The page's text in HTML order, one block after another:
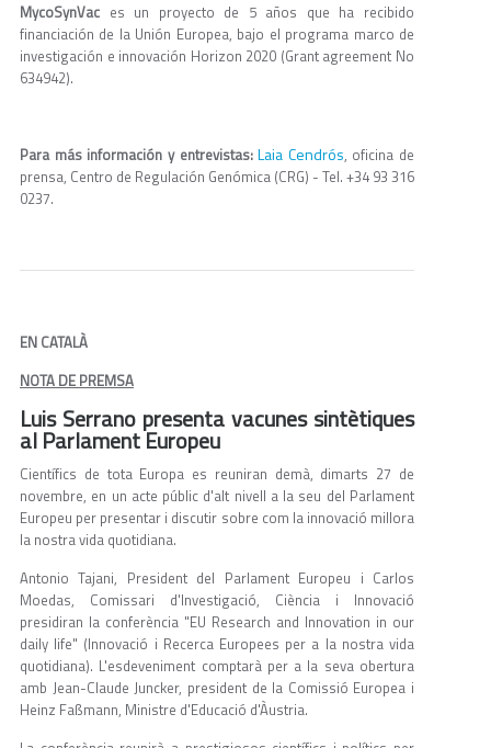
MycoSynVac es un proyecto de 5 años que ha recibido
financiación de la Unión Europea, bajo el programa marco de
investigación e innovación Horizon 2020 (Grant agreement No
634942).
Para más información y entrevistas:Laia Cendrós, oficina de
prensa, Centro de Regulación Genómica (CRG) - Tel. +34 93 316
0237.
EN CATALÀ
NOTA DE PREMSA
Luis Serrano presenta vacunes sintètiques
al Parlament Europeu
Científics de tota Europa es reuniran demà, dimarts 27 de
novembre, en un acte públic d'alt nivell a la seu del Parlament
Europeu per presentar i discutir sobre com la innovació millora
la nostra vida quotidiana.
Antonio Tajani, President del Parlament Europeu i Carlos
Moedas, Comissari d'Investigació, Ciència i Innovació
presidiran la conferència "EU Research and Innovation in our
daily life" (Innovació i Recerca Europees per a la nostra vida
quotidiana). L'esdeveniment comptarà per a la seva obertura
amb Jean-Claude Juncker, president de la Comissió Europea i
Heinz Faßmann, Ministre d'Educació d'Àustria.